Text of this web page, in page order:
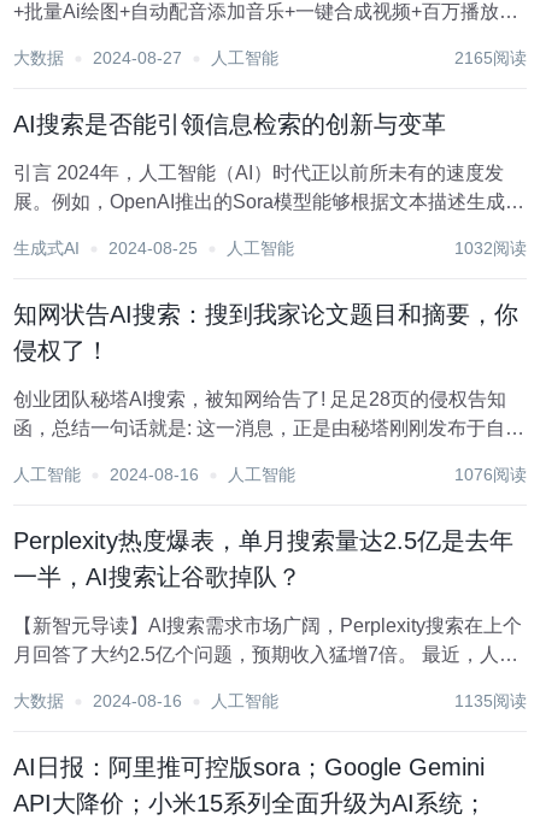
+批量Ai绘图+自动配音添加音乐+一键合成视频+百万播放量
PPT，用ChatGPT连一分钟都用不了，你看我画...
大数据 2024-08-27 人工智能 2165阅读
AI搜索是否能引领信息检索的创新与变革
引言 2024年，人工智能（AI）时代正以前所未有的速度发
展。例如，OpenAI推出的Sora模型能够根据文本描述生成视
大大提升了大模型在Web上的性能。这些技术创新和突破展
生成式AI 2024-08-25 人工智能 1032阅读
知网状告AI搜索：搜到我家论文题目和摘要，你
侵权了！
创业团队秘塔AI搜索，被知网给告了! 足足28页的侵权告知
函，总结一句话就是: 这一消息，正是由秘塔刚刚发布于自家
然后最后一句:“如需商务合作，请与我司联系”…… 对此，秘
人工智能 2024-08-16 人工智能 1076阅读
Perplexity热度爆表，单月搜索量达2.5亿是去年
一半，AI搜索让谷歌掉队？
【新智元导读】AI搜索需求市场广阔，Perplexity搜索在上个
月回答了大约2.5亿个问题，预期收入猛增7倍。 最近，人工
的搜索界「一哥」谷歌正在将Gemini集成到搜索引擎中; 另
大数据 2024-08-16 人工智能 1135阅读
AI日报：阿里推可控版sora；Google Gemini
API大降价；小米15系列全面升级为AI系统；